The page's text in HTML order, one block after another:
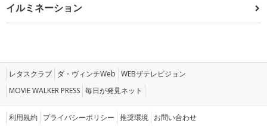
イルミネーション
レタスクラブ ダ・ヴィンチWeb WEBザテレビジョン
MOVIE WALKER PRESS 毎日が発見ネット
利用規約 プライバシーポリシー 推奨環境 お問い合わせ